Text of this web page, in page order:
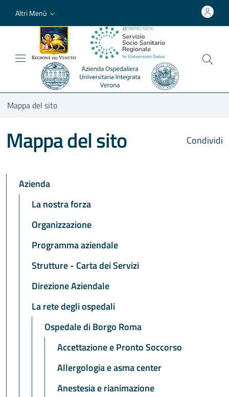
Altri Menù
Mappa del sito
Condividi
Mappa del sito
Azienda
La nostra forza
Organizzazione
Programma aziendale
Strutture - Carta dei Servizi
Direzione Aziendale
La rete degli ospedali
Ospedale di Borgo Roma
Accettazione e Pronto Soccorso
Allergologia e asma center
Anestesia e rianimazione